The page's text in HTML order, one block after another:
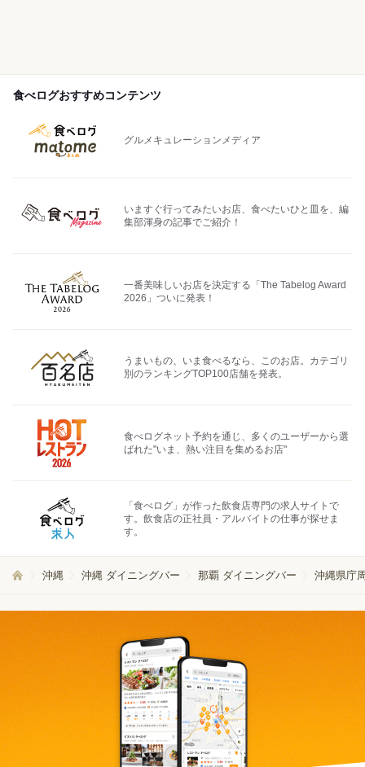
食べログおすすめコンテンツ
グルメキュレーションメディア
いますぐ行ってみたいお店、食べたいひと皿を、編
集部渾身の記事でご紹介！
一番美味しいお店を決定する「The Tabelog Award
2026」ついに発表！
うまいもの、いま食べるなら、このお店。カテゴリ
別のランキングTOP100店舗を発表。
食べログネット予約を通じ、多くのユーザーから選
ばれた"いま、熱い注目を集めるお店"
「食べログ」が作った飲食店専門の求人サイトで
す。飲食店の正社員・アルバイトの仕事が探せま
す。
沖縄 沖縄 ダイニングバー 那覇 ダイニングバー 沖縄県庁